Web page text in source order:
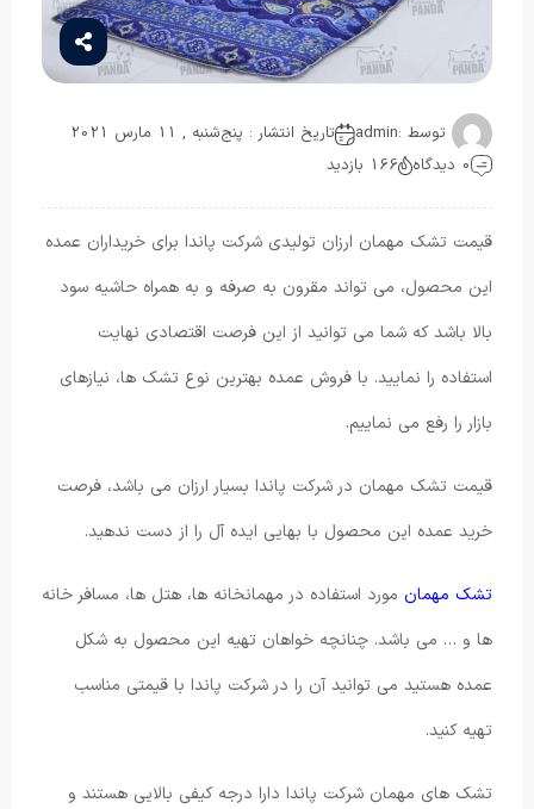
توسط :admin
تاریخ انتشار : پنج‌شنبه , 11 مارس 2021
0 دیدگاه
166 بازدید
قیمت تشک مهمان ارزان تولیدی شرکت پاندا برای خریداران عمده
این محصول، می تواند مقرون به صرفه و به همراه حاشیه سود
بالا باشد که شما می توانید از این فرصت اقتصادی نهایت
استفاده را نمایید. با فروش عمده بهترین نوع تشک ها، نیازهای
بازار را رفع می نماییم.
قیمت تشک مهمان در شرکت پاندا بسیار ارزان می باشد، فرصت
خرید عمده این محصول با بهایی ایده آل را از دست ندهید.
تشک مهمان مورد استفاده در مهمانخانه ها، هتل ها، مسافر خانه
ها و … می باشد. چنانچه خواهان تهیه این محصول به شکل
عمده هستید می توانید آن را در شرکت پاندا با قیمتی مناسب
تهیه کنید.
تشک های مهمان شرکت پاندا دارا درجه کیفی بالایی هستند و